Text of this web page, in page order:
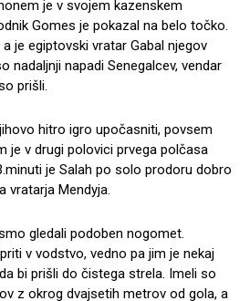
je v svojem kazenskem
Gomes je pokazal na belo točko.
je egiptovski vratar Gabal njegov
nadaljnji napadi Senegalcev, vendar
prišli.
hitro igro upočasniti, povsem
je v drugi polovici prvega polčasa
je Salah po solo prodoru dobro
vratarja Mendyja.
gledali podoben nogomet.
v vodstvo, vedno pa jim je nekaj
bi prišli do čistega strela. Imeli so
z okrog dvajsetih metrov od gola, a